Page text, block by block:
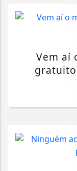
Vem aí
gratuito